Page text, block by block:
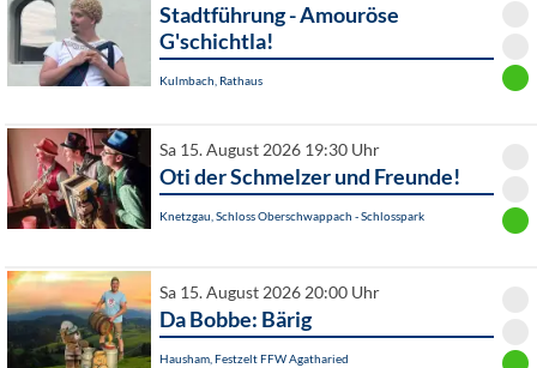
Stadtführung - Amouröse
G'schichtla!
Kulmbach, Rathaus
Sa 15. August 2026 19:30 Uhr
Oti der Schmelzer und Freunde!
Knetzgau, Schloss Oberschwappach - Schlosspark
Sa 15. August 2026 20:00 Uhr
Da Bobbe: Bärig
Hausham, Festzelt FFW Agatharied